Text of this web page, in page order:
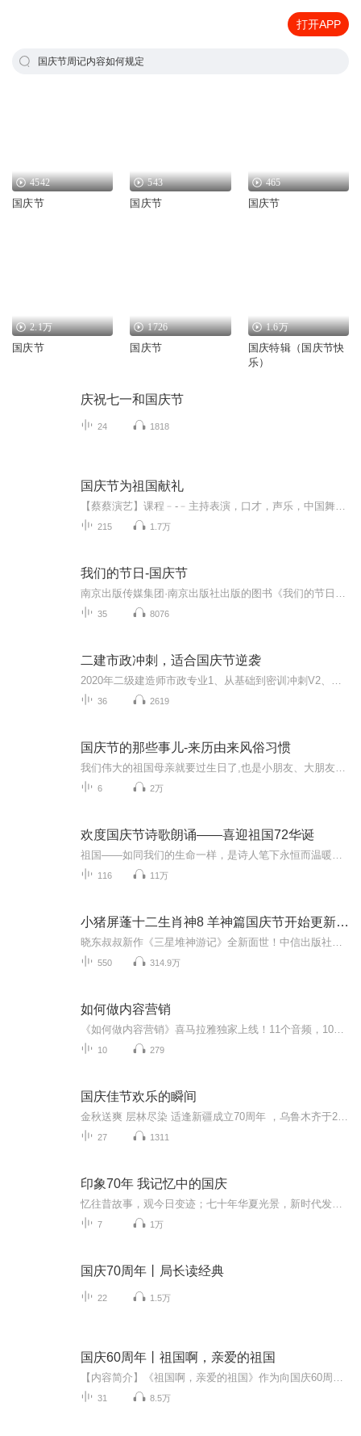
打开APP
国庆节周记内容如何规定
4542
国庆节
543
国庆节
465
国庆节
2.1万
国庆节
1726
国庆节
1.6万
国庆特辑（国庆节快
乐）
庆祝七一和国庆节
24 1818
国庆节为祖国献礼
215 1.7万
我们的节日-国庆节
35 8076
二建市政冲刺，适合国庆节逆袭
36 2619
国庆节的那些事儿-来历由来风俗习惯
6 2万
欢度国庆节诗歌朗诵——喜迎祖国72华诞
116 11万
小猪屏蓬十二生肖神8 羊神篇国庆节开始更新啦！
550 314.9万
如何做内容营销
10 279
国庆佳节欢乐的瞬间
27 1311
印象70年 我记忆中的国庆
7 1万
国庆70周年丨局长读经典
22 1.5万
国庆60周年丨祖国啊，亲爱的祖国
31 8.5万